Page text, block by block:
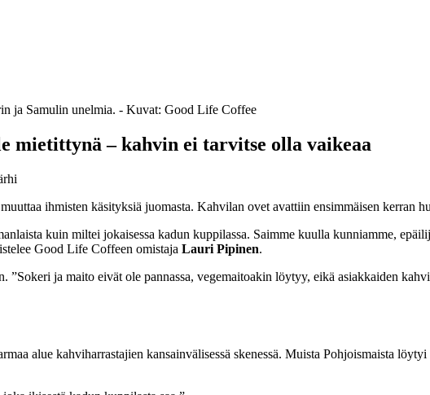
ja Samulin unelmia. - Kuvat: Good Life Coffee
mietittynä – kahvin ei tarvitse olla vaikeaa
ihmisten käsityksiä juomasta. Kahvilan ovet avattiin ensimmäisen kerran
kuin miltei jokaisessa kadun kuppilassa. Saimme kuulla kunniamme,
Good Life Coffeen omistaja Lauri Pipinen.
ja maito eivät ole pannassa, vegemaitoakin löytyy, eikä asiakkaiden
alue kahviharrastajien kansainvälisessä skenessä. Muista Pohjoismaista